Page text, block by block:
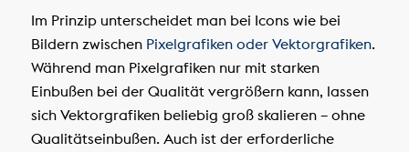
Im Prinzip unterscheidet man bei Icons wie bei
Bildern zwischen Pixelgrafiken oder Vektorgrafiken.
Während man Pixelgrafiken nur mit starken
Einbußen bei der Qualität vergrößern kann, lassen
sich Vektorgrafiken beliebig groß skalieren – ohne
Qualitätseinbußen. Auch ist der erforderliche